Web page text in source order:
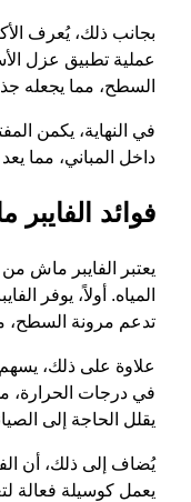
بجانب ذلك، يُعرف
عملية تطبيق عزل
السطح، مما يجعله
في النهاية، يكمن
داخل المباني، مما
فوائد
يعتبر الفايبر ماش
المياه. أولاً، يوفر
تدعم مرونة السطح،
علاوة على ذلك، يسهم
في درجات الحرارة،
يقلل الحاجة إلى
يُضاف إلى ذلك، أن
يعمل كوسيلة فعالة